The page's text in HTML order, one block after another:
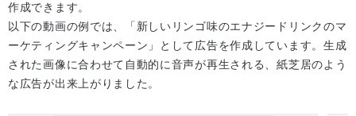
作成できます。
以下の動画の例では、「新しいリンゴ味のエナジードリンクのマ
ーケティングキャンペーン」として広告を作成しています。生成
された画像に合わせて自動的に音声が再生される、紙芝居のよう
な広告が出来上がりました。